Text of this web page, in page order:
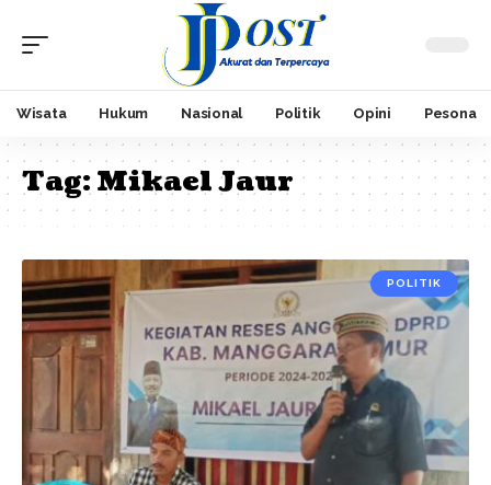
Wisata Hukum Nasional Politik Opini Pesona
Tag:Mikael Jaur
POLITIK